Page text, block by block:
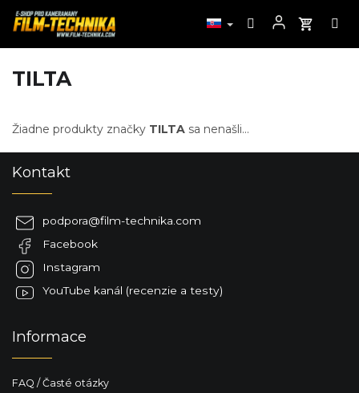
Prejsť
TILTA
Žiadne produkty značky TILTA sa nenašli...
Kontakt
podpora@film-technika.com
Facebook
Instagram
YouTube kanál (recenzie a testy)
Informace
FAQ / Časté otázky